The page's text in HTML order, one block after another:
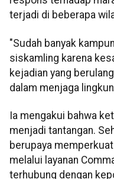
terjadi di beberapa
"Sudah banyak
siskamling karena
kejadian yang
dalam menjaga
Ia mengakui bahwa
menjadi tantangan.
berupaya
melalui layanan
terhubung dengan